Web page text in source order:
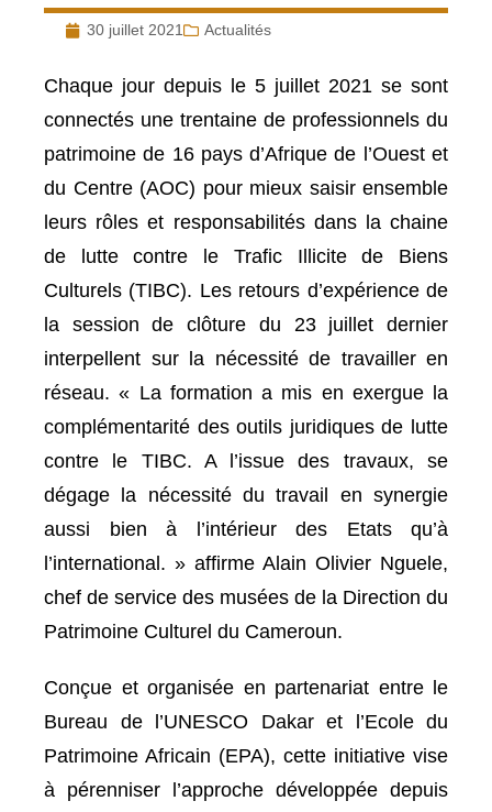
30 juillet 2021 Actualités
Chaque jour depuis le 5 juillet 2021 se sont
connectés une trentaine de professionnels du
patrimoine de 16 pays d’Afrique de l’Ouest et
du Centre (AOC) pour mieux saisir ensemble
leurs rôles et responsabilités dans la chaine
de lutte contre le Trafic Illicite de Biens
Culturels (TIBC). Les retours d’expérience de
la session de clôture du 23 juillet dernier
interpellent sur la nécessité de travailler en
réseau. « La formation a mis en exergue la
complémentarité des outils juridiques de lutte
contre le TIBC. A l’issue des travaux, se
dégage la nécessité du travail en synergie
aussi bien à l’intérieur des Etats qu’à
l’international. » affirme Alain Olivier Nguele,
chef de service des musées de la Direction du
Patrimoine Culturel du Cameroun.
Conçue et organisée en partenariat entre le
Bureau de l’UNESCO Dakar et l’Ecole du
Patrimoine Africain (EPA), cette initiative vise
à pérenniser l’approche développée depuis